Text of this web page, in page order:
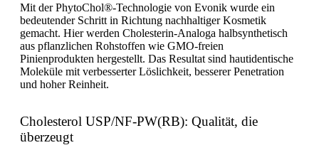
Mit der PhytoChol®-Technologie von Evonik wurde ein
bedeutender Schritt in Richtung nachhaltiger Kosmetik
gemacht. Hier werden Cholesterin-Analoga halbsynthetisch
aus pflanzlichen Rohstoffen wie GMO-freien
Pinienprodukten hergestellt. Das Resultat sind hautidentische
Moleküle mit verbesserter Löslichkeit, besserer Penetration
und hoher Reinheit.
Cholesterol USP/NF-PW(RB): Qualität, die
überzeugt